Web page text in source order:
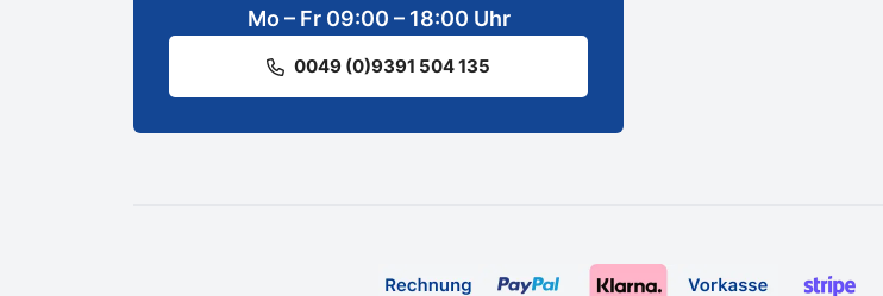
Mo – Fr 09:00 – 18:00 Uhr
0049 (0)9391 504 135